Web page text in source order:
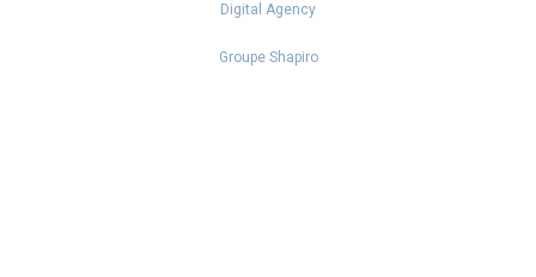
Digital Agency
Groupe Shapiro